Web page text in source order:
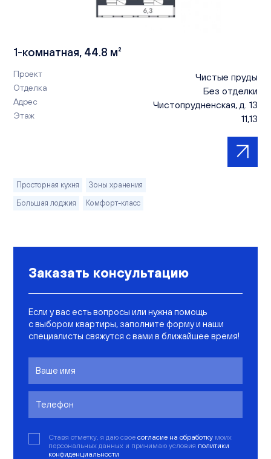
1-комнатная, 44.8 м²
Проект Чистые пруды
Отделка Без отделки
Адрес Чистопрудненская, д. 13
Этаж 11,13
Просторная кухня
Зоны хранения
Большая лоджия
Комфорт-класс
Заказать консультацию
Если у вас есть вопросы или нужна помощь
с выбором квартиры, заполните форму и наши
специалисты свяжутся с вами в ближайшее время!
Ставя отметку, я даю свое согласие на обработку моих
персональных данных и принимаю условия политики
конфиденциальности